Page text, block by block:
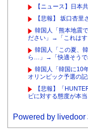
【ニュース】日本
【悲報】 坂口杏里
韓国人「熊本地震
ださい」→「これはす
韓国人「この夏、
ら…」→「快適そうで
韓国人「韓国に10
オリンピック予選の
【悲報】「
ビに対する態度が本
Powered by livedoor